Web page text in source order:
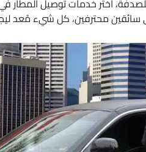
محترفين، كل شيء مُعد